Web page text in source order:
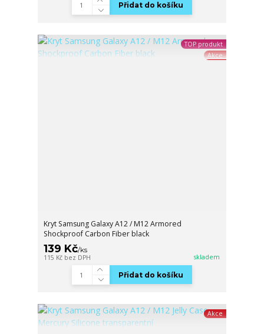
Přidat do košíku
TOP produkt
Akce
Kryt Samsung Galaxy A12 / M12 Armored
Shockproof Carbon Fiber black
139 Kč/ks
115 Kč bez DPH skladem
Přidat do košíku
Akce